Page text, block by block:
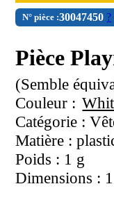
N° pièce :30047450 ?
Pièce
(Semble
Couleur :
Catégorie :
Matière :
Poids : 1 g
Dimensions :